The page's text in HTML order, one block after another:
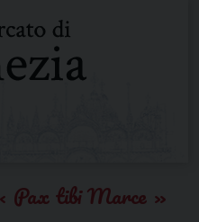
Pax tibi Marce